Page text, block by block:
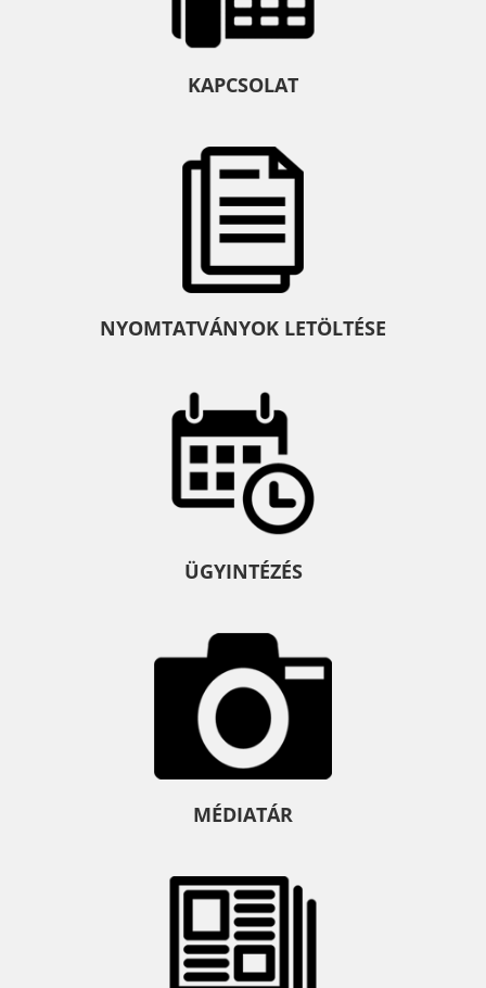
KAPCSOLAT
NYOMTATVÁNYOK LETÖLTÉSE
ÜGYINTÉZÉS
MÉDIATÁR